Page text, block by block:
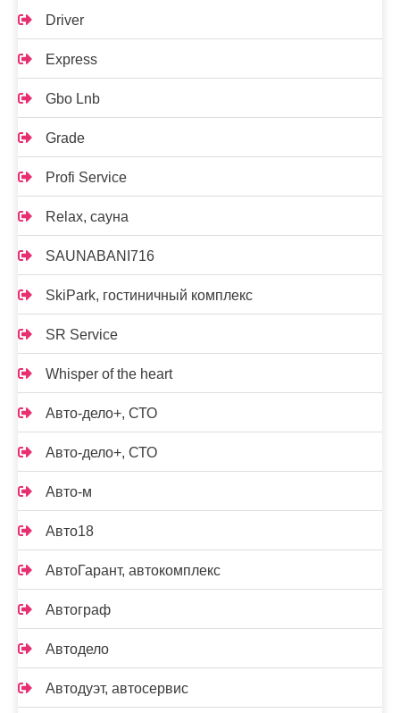
Driver
Express
Gbo Lnb
Grade
Profi Service
Relax, сауна
SAUNABANI716
SkiPark, гостиничный комплекс
SR Service
Whisper of the heart
Авто-дело+, СТО
Авто-дело+, СТО
Авто-м
Авто18
АвтоГарант, автокомплекс
Автограф
Автодело
Автодуэт, автосервис